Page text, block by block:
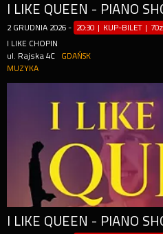
I LIKE QUEEN - PIANO
2 GRUDNIA 2026 - 20:30 | KUP-BILET |
I LIKE CHOPIN
ul. Rajska 4C
GDAŃSK
MUZYKA
I LIKE QUEEN - PIANO